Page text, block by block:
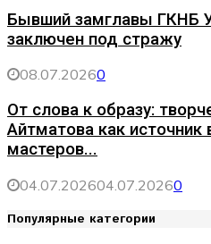
Бывший замглавы ГКНБ
заключен под стражу
08.07.20260
От слова к образу:
Айтматова как источник
мастеров...
04.07.202604.07.20260
Популярные категории